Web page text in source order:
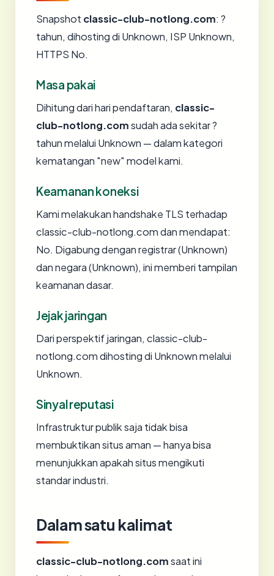
Snapshot classic-club-notlong.com: ?
tahun, dihosting di Unknown, ISP Unknown,
HTTPS No.
Masa pakai
Dihitung dari hari pendaftaran, classic-
club-notlong.comsudah ada sekitar ?
tahun melalui Unknown — dalam kategori
kematangan "new" model kami.
Keamanan koneksi
Kami melakukan handshake TLS terhadap
classic-club-notlong.com dan mendapat:
No. Digabung dengan registrar (Unknown)
dan negara (Unknown), ini memberi tampilan
keamanan dasar.
Jejak jaringan
Dari perspektif jaringan, classic-club-
notlong.com dihosting di Unknown melalui
Unknown.
Sinyal reputasi
Infrastruktur publik saja tidak bisa
membuktikan situs aman — hanya bisa
menunjukkan apakah situs mengikuti
standar industri.
Dalam satu kalimat
classic-club-notlong.comsaat ini